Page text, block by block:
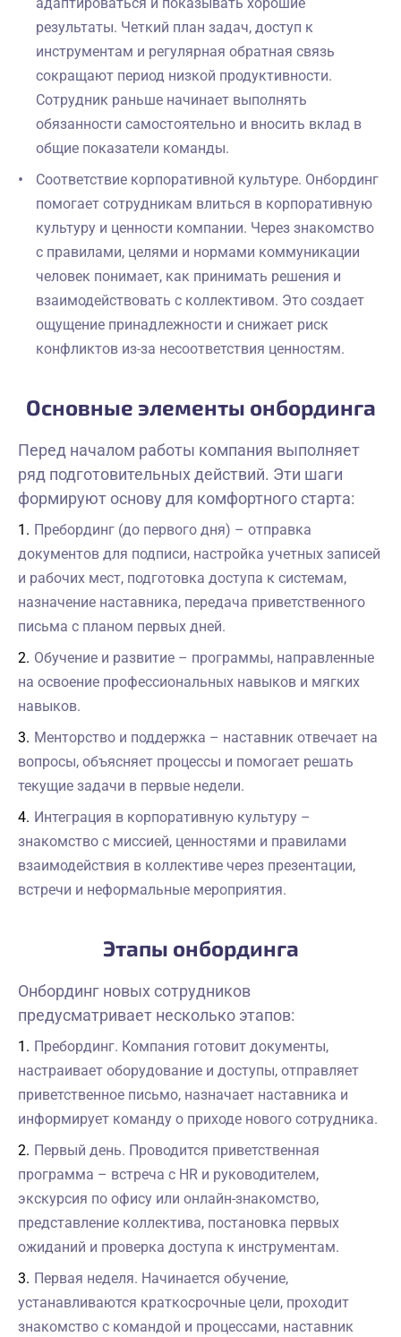
результаты. Четкий план задач, доступ к
инструментам и регулярная обратная связь
сокращают период низкой продуктивности.
Сотрудник раньше начинает выполнять
обязанности самостоятельно и вносить вклад в
общие показатели команды.
Соответствие корпоративной культуре. Онбординг
помогает сотрудникам влиться в корпоративную
культуру и ценности компании. Через знакомство
с правилами, целями и нормами коммуникации
человек понимает, как принимать решения и
взаимодействовать с коллективом. Это создает
ощущение принадлежности и снижает риск
конфликтов из-за несоответствия ценностям.
Основные элементы онбординга
Перед началом работы компания выполняет
ряд подготовительных действий. Эти шаги
формируют основу для комфортного старта:
Пребординг (до первого дня) – отправка
документов для подписи, настройка учетных записей
и рабочих мест, подготовка доступа к системам,
назначение наставника, передача приветственного
письма с планом первых дней.
Обучение и развитие – программы, направленные
на освоение профессиональных навыков и мягких
навыков.
Менторство и поддержка – наставник отвечает на
вопросы, объясняет процессы и помогает решать
текущие задачи в первые недели.
Интеграция в корпоративную культуру –
знакомство с миссией, ценностями и правилами
взаимодействия в коллективе через презентации,
встречи и неформальные мероприятия.
Этапы онбординга
Онбординг новых сотрудников
предусматривает несколько этапов:
Пребординг. Компания готовит документы,
настраивает оборудование и доступы, отправляет
приветственное письмо, назначает наставника и
информирует команду о приходе нового сотрудника.
Первый день. Проводится приветственная
программа – встреча с HR и руководителем,
экскурсия по офису или онлайн-знакомство,
представление коллектива, постановка первых
ожиданий и проверка доступа к инструментам.
Первая неделя. Начинается обучение,
устанавливаются краткосрочные цели, проходит
знакомство с командой и процессами, наставник